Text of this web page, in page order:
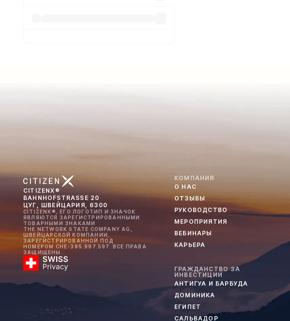
CITIZENX®
BAHNHOFSTRASSE 20
ЦУГ, ШВЕЙЦАРИЯ, 6300
CITIZENX®, ЕГО ЛОГОТИП И ЗНАЧОК
ЯВЛЯЮТСЯ ЗАРЕГИСТРИРОВАННЫМИ
ТОВАРНЫМИ ЗНАКАМИ
THE NETWORK STATE COMPANY AG,
ШВЕЙЦАРСКОЙ КОМПАНИИ,
ЗАРЕГИСТРИРОВАННОЙ ПОД
НОМЕРОМ CHE-385.997.597. ВСЕ ПРАВА
ЗАЩИЩЕНЫ.
КОМПАНИЯ
О НАС
ОТЗЫВЫ
РУКОВОДСТВО
МЕРОПРИЯТИЯ
ВЕБИНАРЫ
КАРЬЕРА
ГРАЖДАНСТВО ЗА
ИНВЕСТИЦИИ
АНТИГУА И БАРБУДА
ДОМИНИКА
ЕГИПЕТ
САЛЬВАДОР